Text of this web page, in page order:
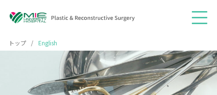
メニ
トップ English